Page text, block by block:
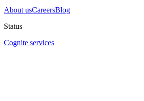
About usCareersBlog
Status
Cognite services